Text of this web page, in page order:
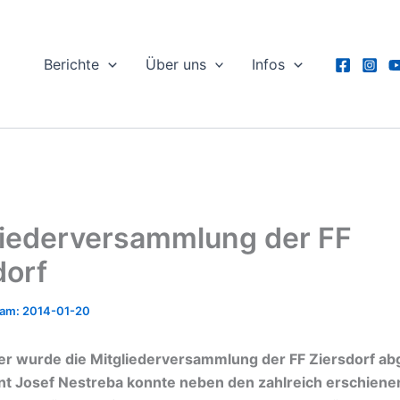
Berichte Über uns Infos
der FF
2014-01-20
wurde die Mitgliederversammlung der FF Ziersdorf
Josef Nestreba konnte neben den zahlreich